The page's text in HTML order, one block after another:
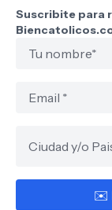
Suscribite para